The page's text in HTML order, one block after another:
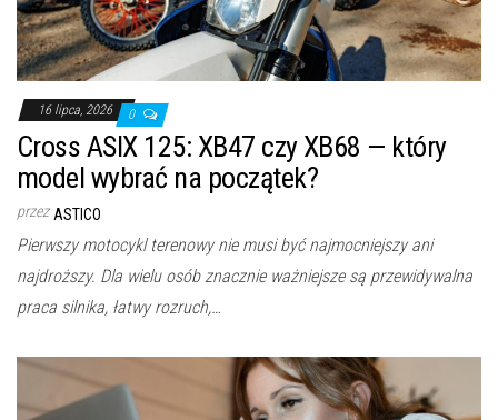
16 lipca, 2026 0
Cross ASIX 125: XB47 czy XB68 — który
model wybrać na początek?
przez ASTICO
Pierwszy motocykl terenowy nie musi być najmocniejszy ani
najdroższy. Dla wielu osób znacznie ważniejsze są przewidywalna
praca silnika, łatwy rozruch,…